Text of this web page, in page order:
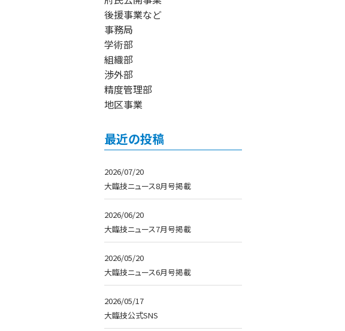
後援事業など
事務局
学術部
組織部
渉外部
精度管理部
地区事業
最近の投稿
2026/07/20
大臨技ニュース8月号掲載
2026/06/20
大臨技ニュース7月号掲載
2026/05/20
大臨技ニュース6月号掲載
2026/05/17
大臨技公式SNS